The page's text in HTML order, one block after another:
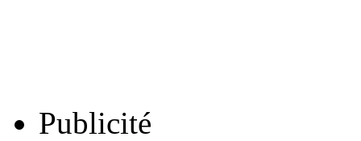
Publicité